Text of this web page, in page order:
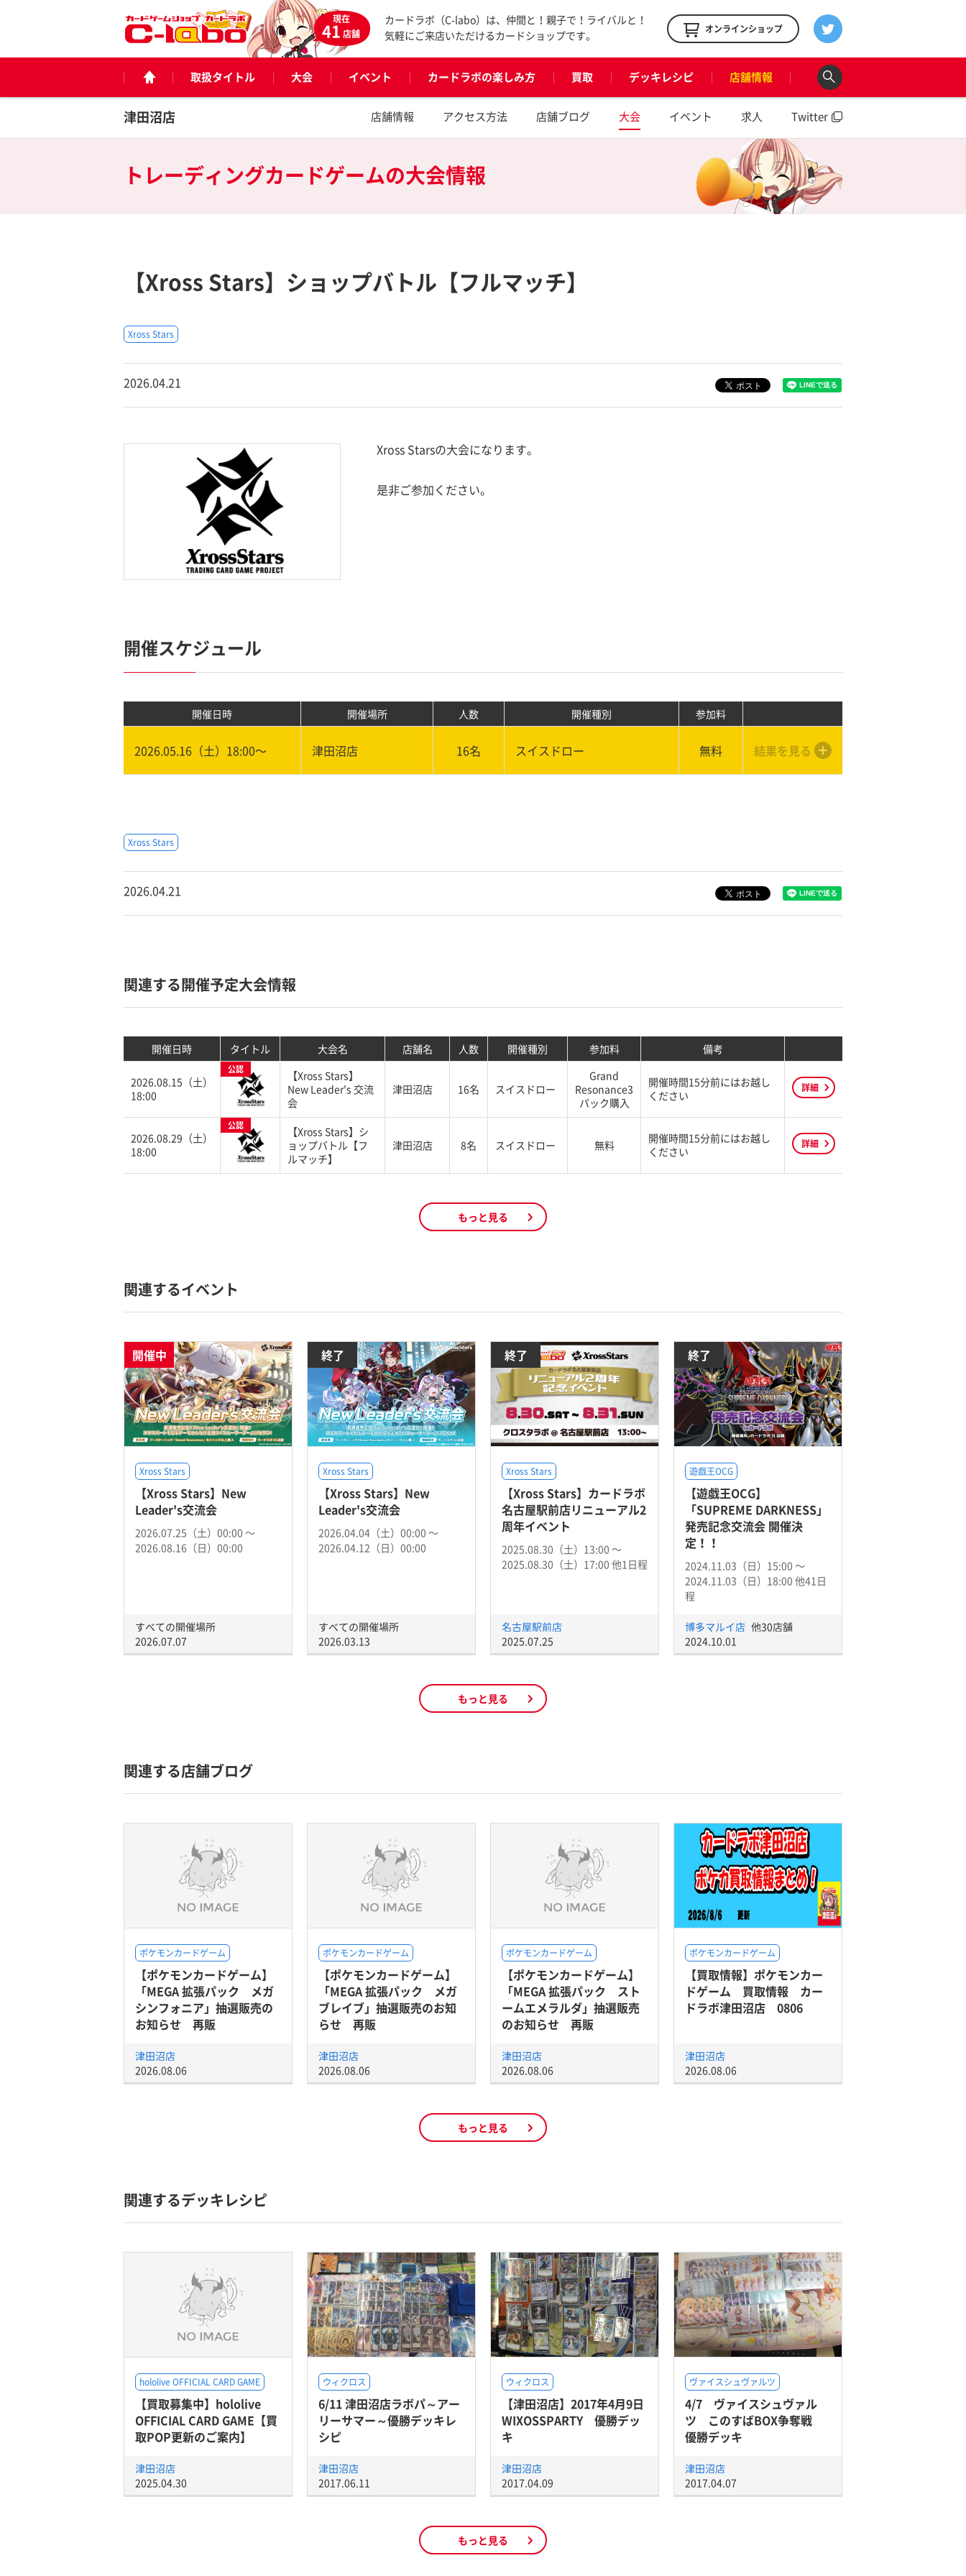
現在
41店舗
カードラボ（C-labo）は、仲間と！親子で！ライバルと！
気軽にご来店いただけるカードショップです。
オンラインショップ
取扱タイトル 大会 イベント カードラボの楽しみ方 買取 デッキレシピ 店舗情報
津田沼店 店舗情報 アクセス方法 店舗ブログ 大会 イベント 求人 Twitter
トレーディングカードゲームの大会情報
【Xross Stars】ショップバトル【フルマッチ】
Xross Stars
2026.04.21
Xross Starsの大会になります。
是非ご参加ください。
開催スケジュール
開催日時 開催場所 人数 開催種別 参加料
2026.05.16（土）18:00〜 津田沼店 16名 スイスドロー 無料 結果を見る
Xross Stars
2026.04.21
関連する開催予定大会情報
開催日時 タイトル 大会名 店舗名 人数 開催種別 参加料 備考
2026.08.15（土）
18:00
公認
【Xross Stars】
New Leader's 交流
会
津田沼店 16名 スイスドロー
Grand
Resonance3
パック購入
開催時間15分前にはお越し
ください
詳細
2026.08.29（土）
18:00
公認
【Xross Stars】シ
ョップバトル【フ
ルマッチ】
津田沼店 8名 スイスドロー 無料
開催時間15分前にはお越し
ください
詳細
もっと見る
関連するイベント
開催中
Xross Stars
【Xross Stars】New
Leader's交流会
2026.07.25（土）00:00 〜
2026.08.16（日）00:00
すべての開催場所
2026.07.07
終了
Xross Stars
【Xross Stars】New
Leader's交流会
2026.04.04（土）00:00 〜
2026.04.12（日）00:00
すべての開催場所
2026.03.13
終了
Xross Stars
【Xross Stars】カードラボ
名古屋駅前店リニューアル2
周年イベント
2025.08.30（土）13:00 〜
2025.08.30（土）17:00 他1日程
名古屋駅前店
2025.07.25
終了
遊戯王OCG
【遊戯王OCG】
「SUPREME DARKNESS」
発売記念交流会 開催決
定！！
2024.11.03（日）15:00 〜
2024.11.03（日）18:00 他41日
程
博多マルイ店 他30店舗
2024.10.01
もっと見る
関連する店舗ブログ
ポケモンカードゲーム
【ポケモンカードゲーム】
「MEGA 拡張パック メガ
シンフォニア」抽選販売の
お知らせ 再販
津田沼店
2026.08.06
ポケモンカードゲーム
【ポケモンカードゲーム】
「MEGA 拡張パック メガ
ブレイブ」抽選販売のお知
らせ 再販
津田沼店
2026.08.06
ポケモンカードゲーム
【ポケモンカードゲーム】
「MEGA 拡張パック スト
ームエメラルダ」抽選販売
のお知らせ 再販
津田沼店
2026.08.06
ポケモンカードゲーム
【買取情報】ポケモンカー
ドゲーム 買取情報 カー
ドラボ津田沼店 0806
津田沼店
2026.08.06
もっと見る
関連するデッキレシピ
hololive OFFICIAL CARD GAME
【買取募集中】hololive
OFFICIAL CARD GAME【買
取POP更新のご案内】
津田沼店
2025.04.30
ウィクロス
6/11 津田沼店ラボパ～アー
リーサマー～優勝デッキレ
シピ
津田沼店
2017.06.11
ウィクロス
【津田沼店】2017年4月9日
WIXOSSPARTY 優勝デッ
キ
津田沼店
2017.04.09
ヴァイスシュヴァルツ
4/7 ヴァイスシュヴァル
ツ このすばBOX争奪戦
優勝デッキ
津田沼店
2017.04.07
もっと見る